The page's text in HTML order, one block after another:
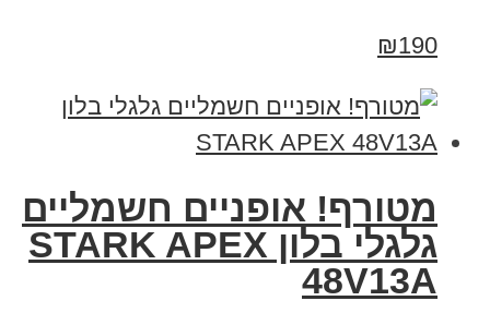
₪190
מטורף! אופניים חשמליים
גלגלי בלון STARK APEX
48V13A